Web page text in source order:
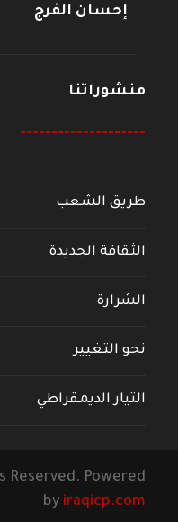
إحسان الفرج
منشوراتنا
--------------------
طريق الشعب
الثقافة الجديدة
الشرارة
نحو التغيير
التيار الديمقراطي
Reserved. Powered
by iraqicp.com